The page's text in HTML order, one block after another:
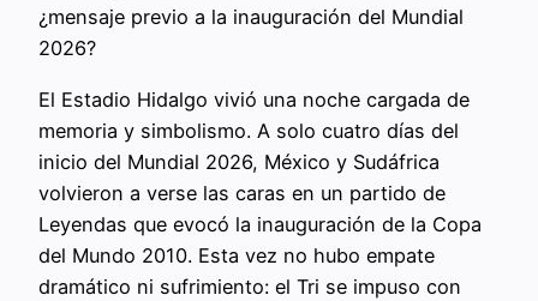
¿mensaje previo a la inauguración del Mundial
2026?
El Estadio Hidalgo vivió una noche cargada de
memoria y simbolismo. A solo cuatro días del
inicio del Mundial 2026, México y Sudáfrica
volvieron a verse las caras en un partido de
Leyendas que evocó la inauguración de la Copa
del Mundo 2010. Esta vez no hubo empate
dramático ni sufrimiento: el Tri se impuso con